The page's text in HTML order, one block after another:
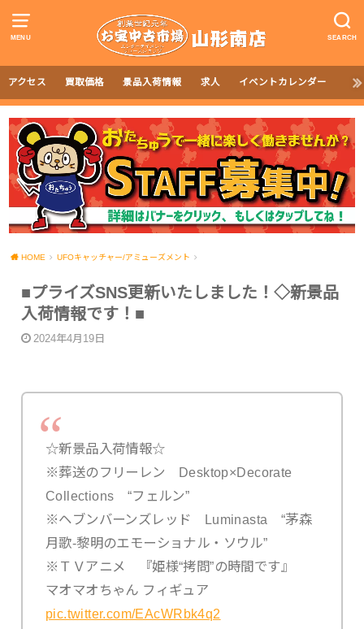
MENU SEARCH
アクセス 買取価格 景品入荷情報 求人 イベントカレンダー
HOME UFOキャッチャー/アミューズメント
■プライズSNS更新いたしました！◇新景品
入荷情報です！■
2024年4月19日
☆新景品入荷情報☆
※葬送のフリーレン Desktop×Decorate
Collections “フェルン”
※ヘブンバーンズレッド Luminasta “茅森
月歌-黎明のエモーショナル・ソウル”
※ＴＶアニメ 『姫様“拷問”の時間です』
マオマオちゃん フィギュア
pic.twitter.com/EAcWRbk4q2